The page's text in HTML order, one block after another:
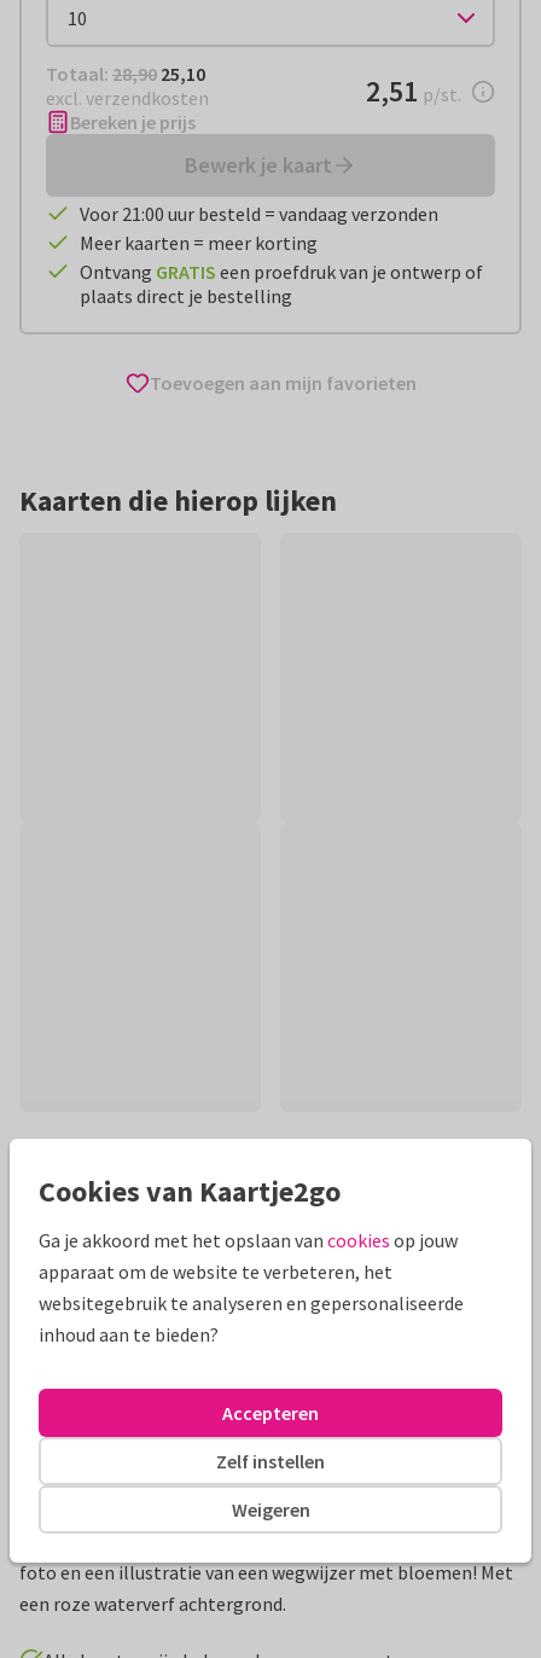
Totaal: € 25,10
Totaal: 28,90 25,10
excl. verzendkosten
€ 2,51 per stuk
2,51 p/st.
Bereken je prijs
Bewerk je kaart
Voor 21:00 uur besteld = vandaag verzonden
Meer kaarten = meer korting
Ontvang GRATIS een proefdruk van je ontwerp of
plaats direct je bestelling
Toevoegen aan mijn favorieten
Kaarten die hierop lijken
Mooie extra's bij je kaart
Productinformatie
Vrolijke uitnodigingskaart voor een communiefeest met een
foto en een illustratie van een wegwijzer met bloemen! Met
een roze waterverf achtergrond.
Cookies van Kaartje2go
Ga je akkoord met het opslaan van cookies op jouw
apparaat om de website te verbeteren, het
websitegebruik te analyseren en gepersonaliseerde
inhoud aan te bieden?
Weigeren
Zelf instellen
Accepteren